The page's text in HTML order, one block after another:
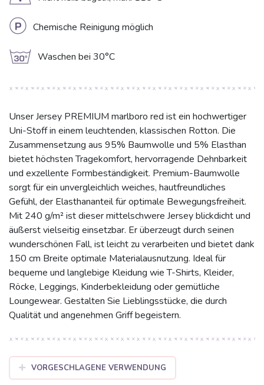
L Chemische Reinigung möglich
g Waschen bei 30°C
Unser Jersey PREMIUM marlboro red ist ein hochwertiger
Uni-Stoff in einem leuchtenden, klassischen Rotton. Die
Zusammensetzung aus 95% Baumwolle und 5% Elasthan
bietet höchsten Tragekomfort, hervorragende Dehnbarkeit
und exzellente Formbeständigkeit. Premium-Baumwolle
sorgt für ein unvergleichlich weiches, hautfreundliches
Gefühl, der Elasthananteil für optimale Bewegungsfreiheit.
Mit 240 g/m² ist dieser mittelschwere Jersey blickdicht und
äußerst vielseitig einsetzbar. Er überzeugt durch seinen
wunderschönen Fall, ist leicht zu verarbeiten und bietet dank
150 cm Breite optimale Materialausnutzung. Ideal für
bequeme und langlebige Kleidung wie T-Shirts, Kleider,
Röcke, Leggings, Kinderbekleidung oder gemütliche
Loungewear. Gestalten Sie Lieblingsstücke, die durch
Qualität und angenehmen Griff begeistern.
VORGESCHLAGENE VERWENDUNG